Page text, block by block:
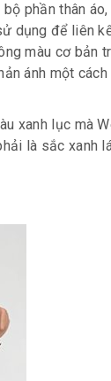
phần thân
dụng để liên
màu cơ bản
ánh một cách
xanh lục mà
là sắc xanh